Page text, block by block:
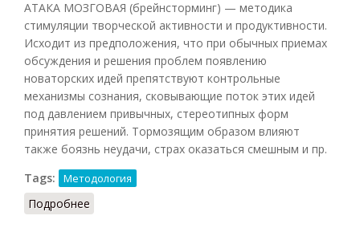
АТАКА МОЗГОВАЯ (брейнсторминг) — методика
стимуляции творческой активности и продуктивности.
Исходит из предположения, что при обычных приемах
обсуждения и решения проблем появлению
новаторских идей препятствуют контрольные
механизмы сознания, сковывающие поток этих идей
под давлением привычных, стереотипных форм
принятия решений. Тормозящим образом влияют
также боязнь неудачи, страх оказаться смешным и пр.
Tags:
Методология
Подробнее